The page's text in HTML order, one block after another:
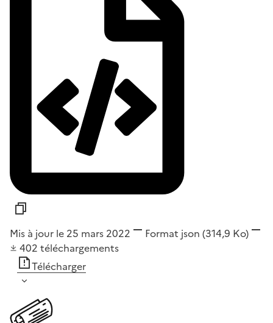
Mis à jour le 25 mars 2022 Format json (314,9 Ko)
402 téléchargements
Télécharger